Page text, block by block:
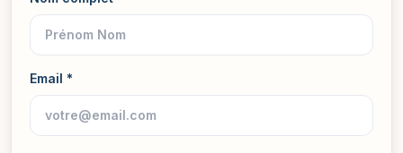
Email *